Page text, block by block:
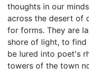
thoughts in our
across the desert of
for forms. They are
shore of light, to find
be lured into poet's
towers of the town